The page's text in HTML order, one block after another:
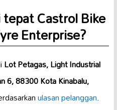
Castrol Bike
Enterprise?
Lot Petagas, Light Industrial
6, 88300 Kota Kinabalu,
ulasan pelanggan.